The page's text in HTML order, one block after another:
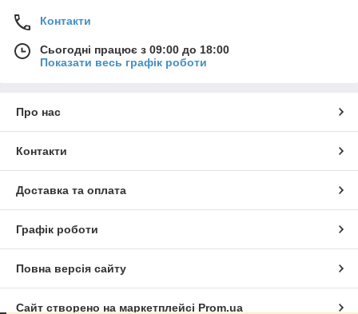
Контакти
Сьогодні працює з 09:00 до 18:00
Показати весь графік роботи
Про нас
Контакти
Доставка та оплата
Графік роботи
Повна версія сайту
Сайт створено на маркетплейсі Prom.ua